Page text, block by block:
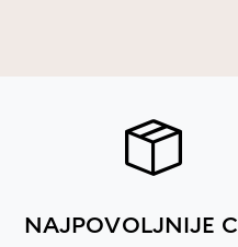
NAJPOVOLJNIJE